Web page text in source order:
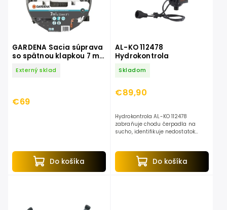
GARDENA Sacia súprava
so spätnou klapkou 7 m
Externý sklad
€69
Do košíka
AL-KO 112478
Hydrokontrola
Skladom
€89,90
Do košíka
Hydrokontrola AL-KO 112478
zabraňuje chodu čerpadla na
sucho, identifikuje nedostatok
záhradných a tlakových
ponorných...